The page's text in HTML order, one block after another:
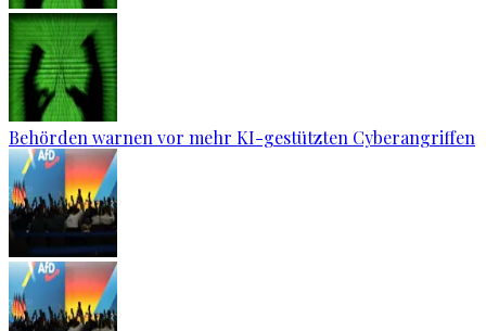
Behörden warnen vor mehr KI-gestützten Cyberangriffen